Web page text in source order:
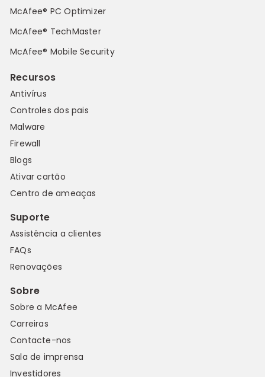
McAfee® PC Optimizer
McAfee® TechMaster
McAfee® Mobile Security
Recursos
Antivírus
Controles dos pais
Malware
Firewall
Blogs
Ativar cartão
Centro de ameaças
Suporte
Assistência a clientes
FAQs
Renovações
Sobre
Sobre a McAfee
Carreiras
Contacte-nos
Sala de imprensa
Investidores